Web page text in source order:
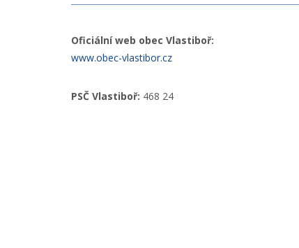
Oficiální web obec Vlastiboř:
www.obec-vlastibor.cz
PSČ Vlastiboř: 468 24